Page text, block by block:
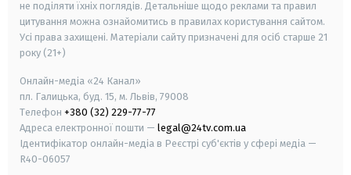
не поділяти їхніх поглядів. Детальніше щодо реклами та правил
цитування можна ознайомитись в правилах користування сайтом.
Усі права захищені. Матеріали сайту призначені для осіб старше 21
року (21+)
Онлайн-медіа «24 Канал»
пл. Галицька, буд. 15, м. Львів, 79008
Телефон +380 (32) 229-77-77
Адреса електронної пошти — legal@24tv.com.ua
Ідентифікатор онлайн-медіа в Реєстрі суб'єктів у сфері медіа —
R40-06057